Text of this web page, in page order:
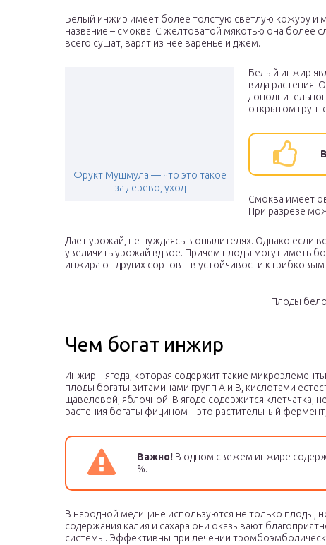
Белый инжир имеет более толстую светлую кожуру и
название – смоква. С желтоватой мякотью она более
всего сушат, варят из нее варенье и джем.
Фрукт Мушмула — что это такое
за дерево, уход
Белый инжир
вида растения.
открытом
Смоква имеет
При разрезе
Дает урожай, не нуждаясь в опылителях. Однако если
увеличить урожай вдвое. Причем плоды могут иметь
инжира от других сортов – в устойчивости к
Плоды
Чем богат инжир
Инжир – ягода, которая содержит такие
плоды богаты витаминами групп А и В, кислотами
щавелевой, яблочной. В ягоде содержится клетчатка,
растения богаты фицином – это растительный
Важно! В одном свежем инжире
%.
В народной медицине используются не только плоды,
содержания калия и сахара они оказывают
системы. Эффективны при лечении